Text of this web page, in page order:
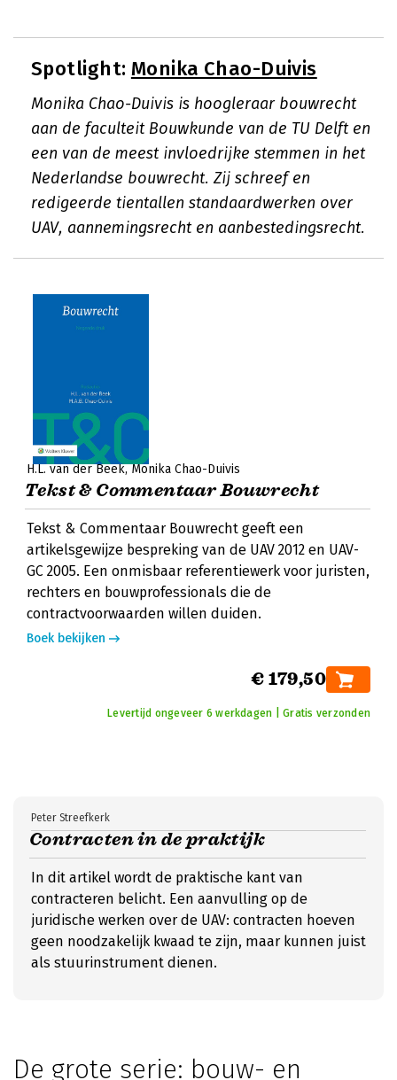
Spotlight: Monika Chao-Duivis
Monika Chao-Duivis is hoogleraar bouwrecht
aan de faculteit Bouwkunde van de TU Delft en
een van de meest invloedrijke stemmen in het
Nederlandse bouwrecht. Zij schreef en
redigeerde tientallen standaardwerken over
UAV, aannemingsrecht en aanbestedingsrecht.
H.L. van der Beek Monika Chao-Duivis
Tekst & Commentaar Bouwrecht
Tekst & Commentaar Bouwrecht geeft een
artikelsgewijze bespreking van de UAV 2012 en UAV-
GC 2005. Een onmisbaar referentiewerk voor juristen,
rechters en bouwprofessionals die de
contractvoorwaarden willen duiden.
Boek bekijken
€ 179,50
Levertijd ongeveer 6 werkdagen | Gratis verzonden
Contracten in de praktijk
Peter Streefkerk
In dit artikel wordt de praktische kant van
contracteren belicht. Een aanvulling op de
juridische werken over de UAV: contracten hoeven
geen noodzakelijk kwaad te zijn, maar kunnen juist
als stuurinstrument dienen.
De grote serie: bouw- en